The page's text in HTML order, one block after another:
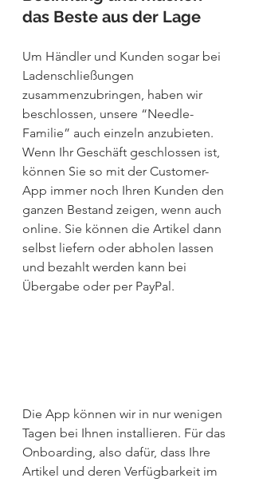
das Beste aus der Lage
Um Händler und Kunden sogar bei
Ladenschließungen
zusammenzubringen, haben wir
beschlossen, unsere “Needle-
Familie” auch einzeln anzubieten.
Wenn Ihr Geschäft geschlossen ist,
können Sie so mit der Customer-
App immer noch Ihren Kunden den
ganzen Bestand zeigen, wenn auch
online. Sie können die Artikel dann
selbst liefern oder abholen lassen
und bezahlt werden kann bei
Übergabe oder per PayPal.
Die App können wir in nur wenigen
Tagen bei Ihnen installieren. Für das
Onboarding, also dafür, dass Ihre
Artikel und deren Verfügbarkeit im